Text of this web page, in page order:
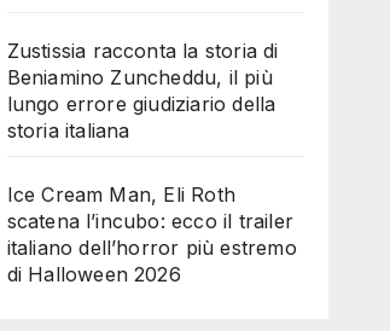
Zustissia racconta la storia di
Beniamino Zuncheddu, il più
lungo errore giudiziario della
storia italiana
Ice Cream Man, Eli Roth
scatena l’incubo: ecco il trailer
italiano dell’horror più estremo
di Halloween 2026